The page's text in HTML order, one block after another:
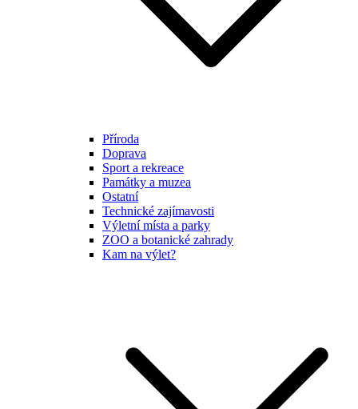
Příroda
Doprava
Sport a rekreace
Památky a muzea
Ostatní
Technické zajímavosti
Výletní místa a parky
ZOO a botanické zahrady
Kam na výlet?